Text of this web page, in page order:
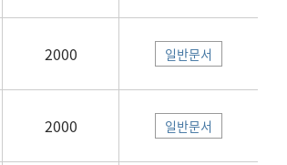
2000 일반문서
2000 일반문서